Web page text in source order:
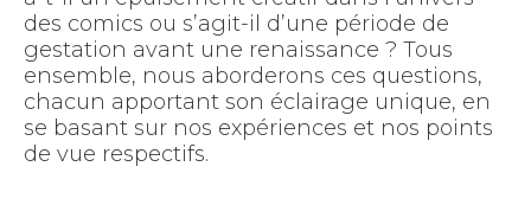
des comics ou s’agit-il d’une période de
gestation avant une renaissance ? Tous
ensemble, nous aborderons ces questions,
chacun apportant son éclairage unique, en
se basant sur nos expériences et nos points
de vue respectifs.